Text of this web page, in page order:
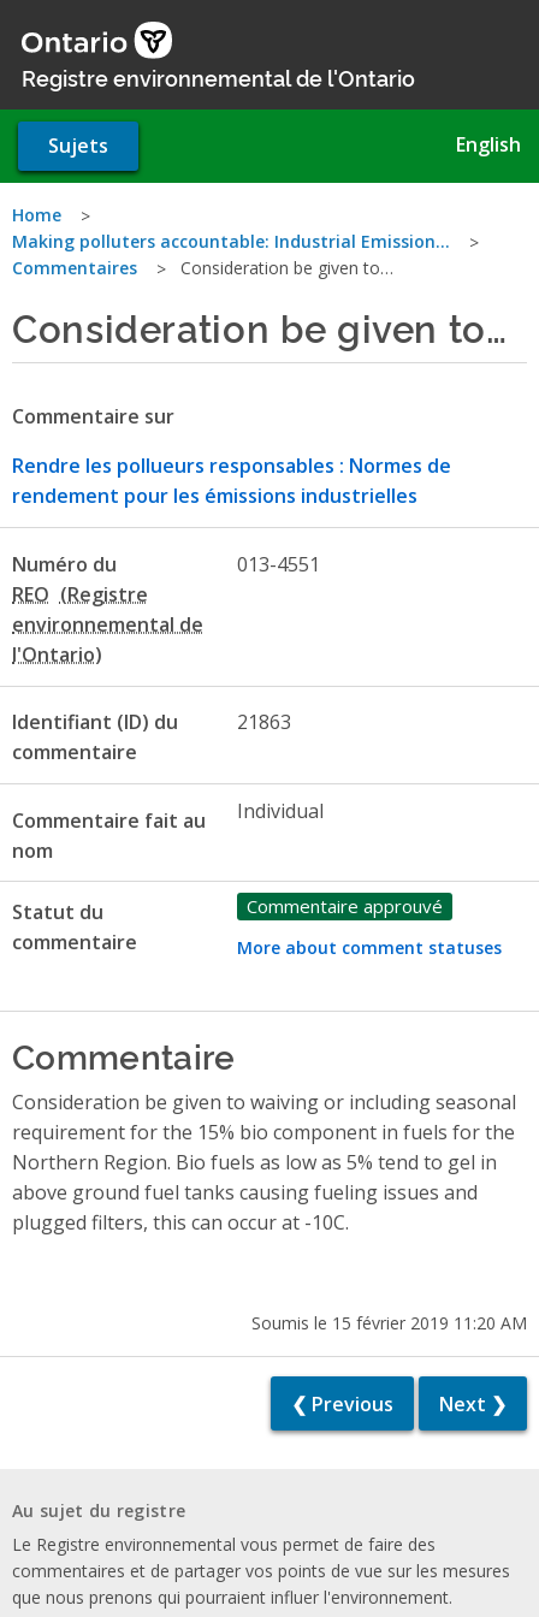
au
contenu
Registre environnemental de l'Ontario
Sujets English
Vous
êtes
ici
Home
Making polluters accountable: Industrial Emission…
Commentaires
Consideration be given to…
Consideration be given to…
Commentaire sur
Rendre les pollueurs responsables : Normes de
rendement pour les émissions industrielles
Numéro du
REO
013-4551
Identifiant (ID) du
commentaire
21863
Commentaire fait au
nom
Individual
Statut du
commentaire
Commentaire approuvé
More about comment statuses
Commentaire
Consideration be given to waiving or including seasonal
requirement for the 15% bio component in fuels for the
Northern Region. Bio fuels as low as 5% tend to gel in
above ground fuel tanks causing fueling issues and
plugged filters, this can occur at -10C.
Soumis le 15 février 2019 11:20 AM
❮ Previous Next ❯
Au sujet du registre
Le Registre environnemental vous permet de faire des
commentaires et de partager vos points de vue sur les mesures
que nous prenons qui pourraient influer l'environnement.